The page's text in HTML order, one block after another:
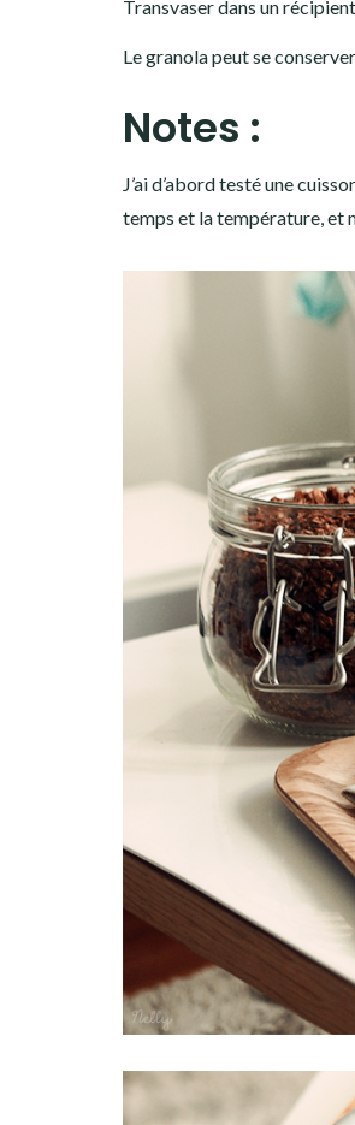
Transvaser dans un
Le granola peut se
Notes :
J’ai d’abord testé une
temps et la température, et